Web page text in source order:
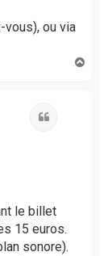
vous), ou via
le billet
15 euros.
sonore).